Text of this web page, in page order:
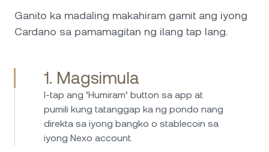
likod ng Nexo na nagbibigay sa akin ng
kumpiyansa na ilagak ang aking mga
Namumuhunan na ako sa Nexo mula 2017 at
ginagamit ko ang platform mula noon nang
walang anumang isyu. Ang paghiram ay
direkta, mabilis, at madali, habang ang rate ng
interes sa savings ay palaging kaakit-akit.
Ganito ka madaling makahiram gamit ang iyong
Cardano sa pamamagitan ng ilang tap lang.
1. Magsimula
I-tap ang ‘Humiram’ button sa app at
pumili kung tatanggap ka ng pondo nang
direkta sa iyong bangko o stablecoin sa
iyong Nexo account.